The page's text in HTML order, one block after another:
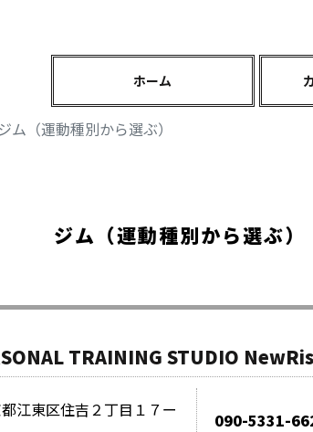
ホーム
ム（運動種別から選ぶ）
ジム（運動種別から選ぶ）
TRAINING STUDIO
江東区住吉２丁目１７ー
090-5331-